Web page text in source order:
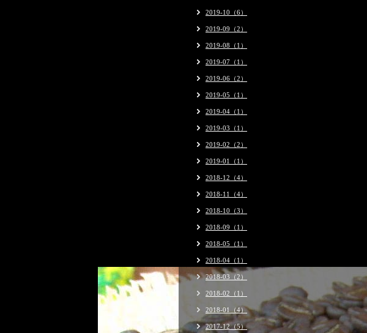
2019-10（6）
2019-09（2）
2019-08（1）
2019-07（1）
2019-06（2）
2019-05（1）
2019-04（1）
2019-03（1）
2019-02（2）
2019-01（1）
2018-12（4）
2018-11（4）
2018-10（3）
2018-09（1）
2018-05（1）
2018-04（1）
2018-03（2）
2018-02（1）
2018-01（4）
2017-12（5）